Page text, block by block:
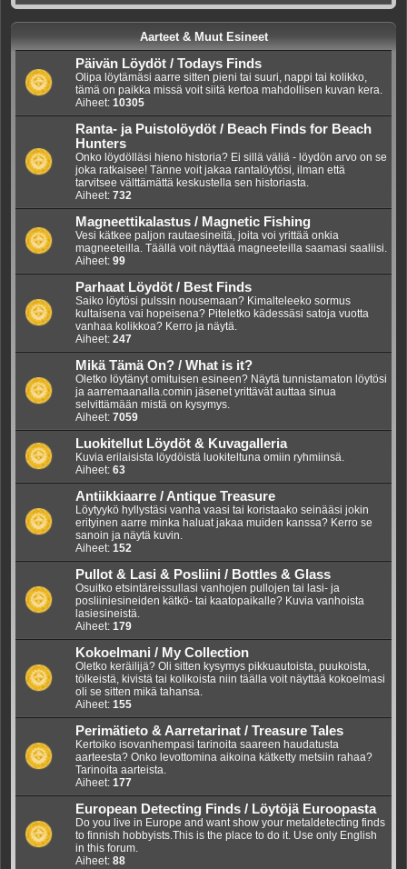
Aarteet & Muut Esineet
Päivän Löydöt / Todays Finds
Olipa löytämäsi aarre sitten pieni tai suuri, nappi tai kolikko,
tämä on paikka missä voit siitä kertoa mahdollisen kuvan kera.
Aiheet: 10305
Ranta- ja Puistolöydöt / Beach Finds for Beach
Hunters
Onko löydölläsi hieno historia? Ei sillä väliä - löydön arvo on se
joka ratkaisee! Tänne voit jakaa rantalöytösi, ilman että
tarvitsee välttämättä keskustella sen historiasta.
Aiheet: 732
Magneettikalastus / Magnetic Fishing
Vesi kätkee paljon rautaesineitä, joita voi yrittää onkia
magneeteilla. Täällä voit näyttää magneeteilla saamasi saaliisi.
Aiheet: 99
Parhaat Löydöt / Best Finds
Saiko löytösi pulssin nousemaan? Kimalteleeko sormus
kultaisena vai hopeisena? Piteletko kädessäsi satoja vuotta
vanhaa kolikkoa? Kerro ja näytä.
Aiheet: 247
Mikä Tämä On? / What is it?
Oletko löytänyt omituisen esineen? Näytä tunnistamaton löytösi
ja aarremaanalla.comin jäsenet yrittävät auttaa sinua
selvittämään mistä on kysymys.
Aiheet: 7059
Luokitellut Löydöt & Kuvagalleria
Kuvia erilaisista löydöistä luokiteltuna omiin ryhmiinsä.
Aiheet: 63
Antiikkiaarre / Antique Treasure
Löytyykö hyllystäsi vanha vaasi tai koristaako seinääsi jokin
erityinen aarre minka haluat jakaa muiden kanssa? Kerro se
sanoin ja näytä kuvin.
Aiheet: 152
Pullot & Lasi & Posliini / Bottles & Glass
Osuitko etsintäreissullasi vanhojen pullojen tai lasi- ja
posliiniesineiden kätkö- tai kaatopaikalle? Kuvia vanhoista
lasiesineistä.
Aiheet: 179
Kokoelmani / My Collection
Oletko keräilijä? Oli sitten kysymys pikkuautoista, puukoista,
tölkeistä, kivistä tai kolikoista niin täälla voit näyttää kokoelmasi
oli se sitten mikä tahansa.
Aiheet: 155
Perimätieto & Aarretarinat / Treasure Tales
Kertoiko isovanhempasi tarinoita saareen haudatusta
aarteesta? Onko levottomina aikoina kätketty metsiin rahaa?
Tarinoita aarteista.
Aiheet: 177
European Detecting Finds / Löytöjä Euroopasta
Do you live in Europe and want show your metaldetecting finds
to finnish hobbyists.This is the place to do it. Use only English
in this forum.
Aiheet: 88